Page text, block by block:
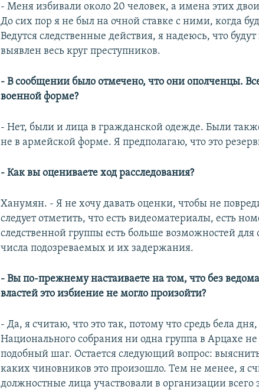
- Меня избивали около 20 человек, а имена этих
До сих пор я не был на очной ставке с ними, когда
Ведутся следственные действия, я надеюсь, что
выявлен весь круг преступников.
- В сообщении было отмечено, что они ополченцы.
военной форме?
- Нет, были и лица в гражданской одежде. Были
не в армейской форме. Я предполагаю, что это
- Как вы оцениваете ход расследования?
Ханумян. - Я не хочу давать оценки, чтобы не
следует отметить, что есть видеоматериалы, есть
следственной группы есть больше возможностей
числа подозреваемых и их задержания.
- Вы по-прежнему настаиваете на том, что без
властей это избиение не могло произойти?
- Да, я считаю, что это так, потому что средь бела
Национального собрания ни одна группа в Арцахе
подобный шаг. Остается следующий вопрос:
каких чиновников это произошло. Тем не менее, я
должностные лица участвовали в организации всего